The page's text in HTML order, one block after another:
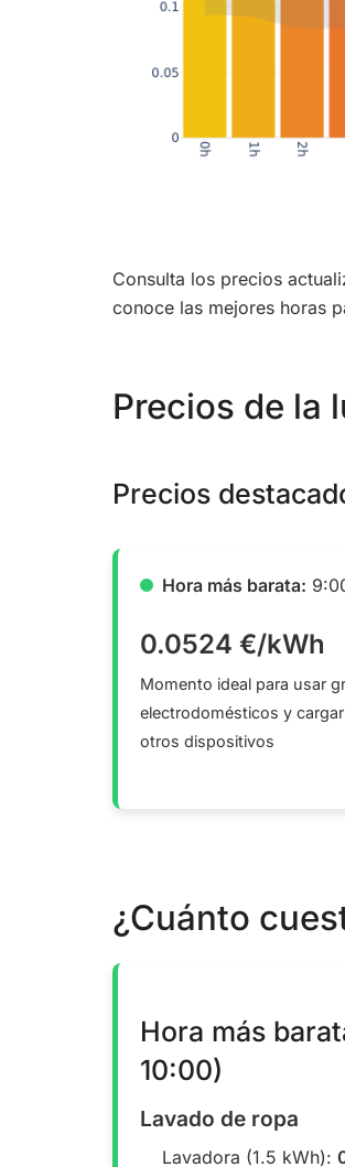
Consulta los precios
conoce las mejores horas
Precios de la
Precios
Hora más barata:
0.0524 €/kWh
Momento ideal para usar
electrodomésticos y
otros dispositivos
¿Cuánto
Hora más
10:00)
Lavado de ropa
Lavadora (1.5 kWh):